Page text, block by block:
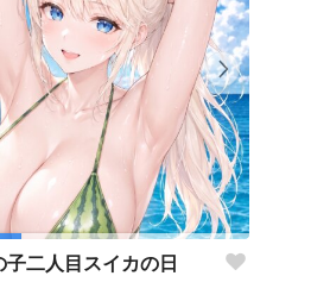
子二人目スイカの日